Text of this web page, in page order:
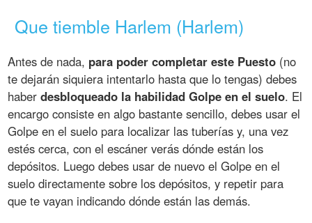
Que tiemble Harlem (Harlem)
Antes de nada, para poder completar este Puesto (no
te dejarán siquiera intentarlo hasta que lo tengas) debes
haberdesbloqueado la habilidad Golpe en el suelo. El
encargo consiste en algo bastante sencillo, debes usar el
Golpe en el suelo para localizar las tuberías y, una vez
estés cerca, con el escáner verás dónde están los
depósitos. Luego debes usar de nuevo el Golpe en el
suelo directamente sobre los depósitos, y repetir para
que te vayan indicando dónde están las demás.